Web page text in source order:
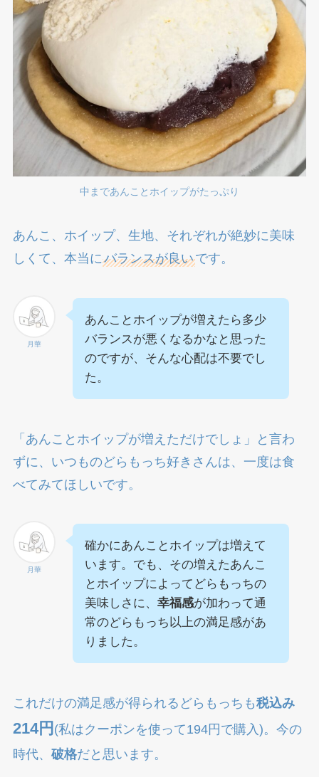
中まであんことホイップがたっぷり
あんこ、ホイップ、生地、それぞれが絶妙に美味
しくて、本当にバランスが良いです。
月華
あんことホイップが増えたら多少
バランスが悪くなるかなと思った
のですが、そんな心配は不要でし
た。
「あんことホイップが増えただけでしょ」と言わ
ずに、いつものどらもっち好きさんは、一度は食
べてみてほしいです。
月華
確かにあんことホイップは増えて
います。でも、その増えたあんこ
とホイップによってどらもっちの
美味しさに、 幸福感が加わって通
常のどらもっち以上の満足感があ
りました。
これだけの満足感が得られるどらもっちも税込み
214円 (私はクーポンを使って194円で購入)。今の
時代、 破格だと思います。